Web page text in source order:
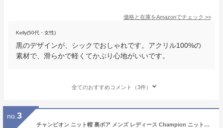
価格と在庫をAmazonでチェック >>
Kelly(50代・女性)
黒のデザインが、シックでおしゃれです。アクリル100%の
素材で、滑らかで軽くてかぶり心地がいいです。
全てのおすすめコメント（3件）
no. 3
チャンピオン ニット帽 裏ボア メンズ レディース Champion ニットキャップ ワンポイント ロゴ ケーブル編み 男女兼用 防寒 ビーニー 帽子